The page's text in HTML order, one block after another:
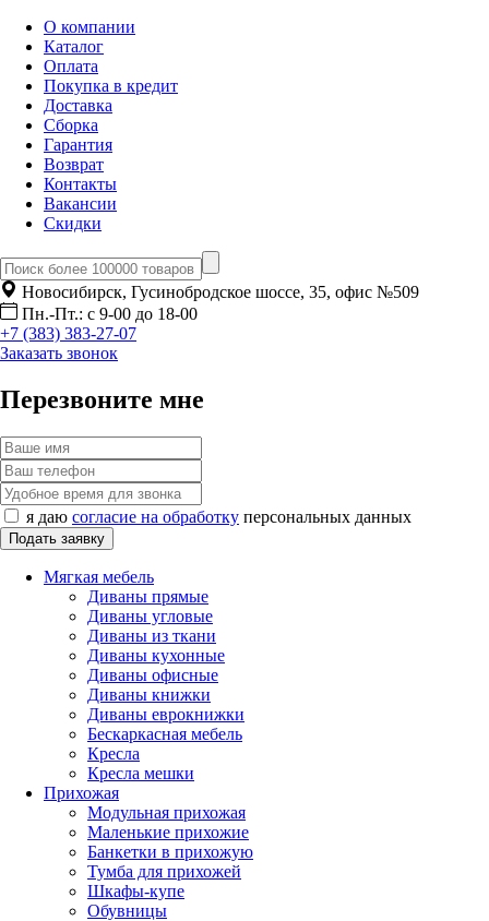
О компании
Каталог
Оплата
Покупка в кредит
Доставка
Сборка
Гарантия
Возврат
Контакты
Вакансии
Скидки
Новосибирск, Гусинобродское шоссе, 35, офис №509
Пн.-Пт.: с 9-00 до 18-00
+7 (383) 383-27-07
Заказать звонок
Перезвоните мне
я даю согласие на обработку персональных данных
Мягкая мебель
Диваны прямые
Диваны угловые
Диваны из ткани
Диваны кухонные
Диваны офисные
Диваны книжки
Диваны еврокнижки
Бескаркасная мебель
Кресла
Кресла мешки
Прихожая
Модульная прихожая
Маленькие прихожие
Банкетки в прихожую
Тумба для прихожей
Шкафы-купе
Обувницы